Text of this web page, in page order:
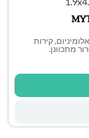
קירות
מתכוונן.